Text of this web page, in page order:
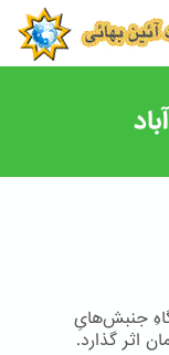
جنبش‌هایِ
اثر گذارد.